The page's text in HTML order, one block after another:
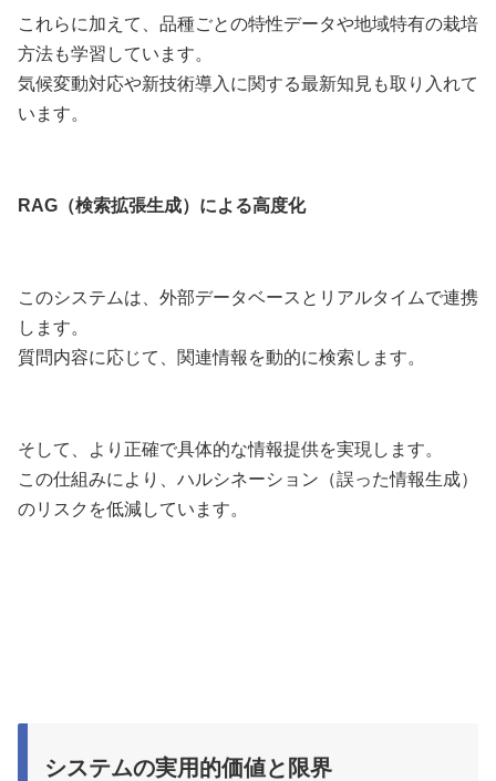
これらに加えて、品種ごとの特性データや地域特有の栽培
方法も学習しています。
気候変動対応や新技術導入に関する最新知見も取り入れて
います。
RAG（検索拡張生成）による高度化
このシステムは、外部データベースとリアルタイムで連携
します。
質問内容に応じて、関連情報を動的に検索します。
そして、より正確で具体的な情報提供を実現します。
この仕組みにより、ハルシネーション（誤った情報生成）
のリスクを低減しています。
システムの実用的価値と限界